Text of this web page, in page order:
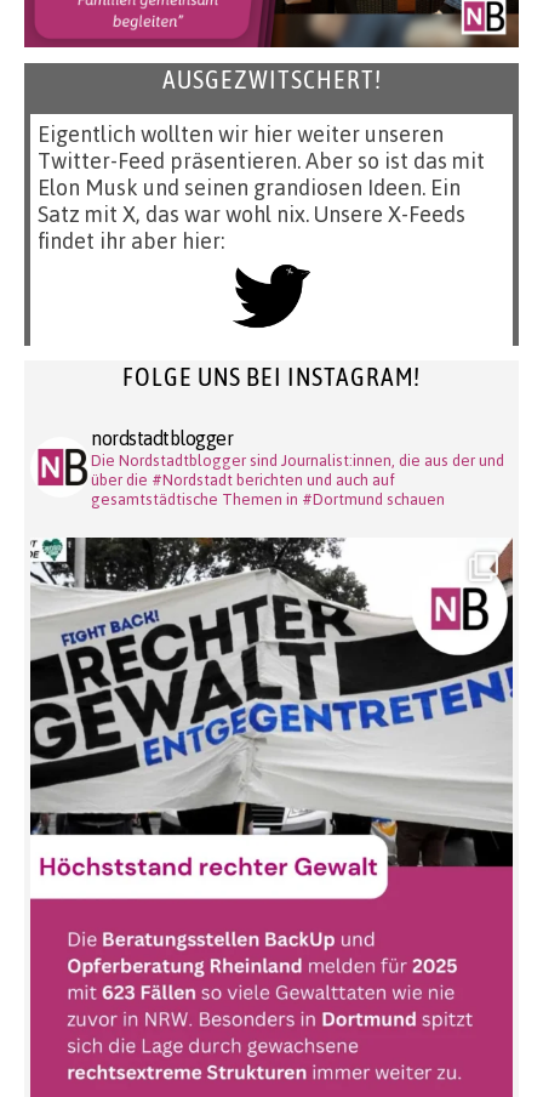
AUSGEZWITSCHERT!
Eigentlich wollten wir hier weiter unseren
Twitter-Feed präsentieren. Aber so ist das mit
Elon Musk und seinen grandiosen Ideen. Ein
Satz mit X, das war wohl nix. Unsere X-Feeds
findet ihr aber hier:
FOLGE UNS BEI INSTAGRAM!
nordstadtblogger
Die Nordstadtblogger sind Journalist:innen, die aus der und
über die #Nordstadt berichten und auch auf
gesamtstädtische Themen in #Dortmund schauen